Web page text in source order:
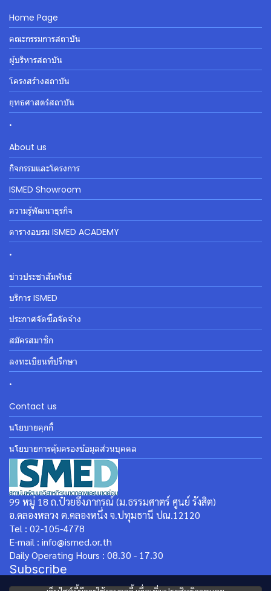
Home Page
คณะกรรมการสถาบัน
ผู้บริหารสถาบัน
โครงสร้างสถาบัน
ยุทธศาสตร์สถาบัน
.
About us
กิจกรรมและโครงการ
ISMED Showroom
ความรู้พัฒนาธุรกิจ
ตารางอบรม ISMED ACADEMY
.
ข่าวประชาสัมพันธ์
บริการ ISMED
ประกาศจัดซื้อจัดจ้าง
สมัครสมาชิก
ลงทะเบียนที่ปรึกษา
.
Contact us
นโยบายคุกกี้
นโยบายการคุ้มครองข้อมูลส่วนบุคคล
99 หมู่ 18 ถ.ป๋วยอึ๊งภากรณ์ (ม.ธรรมศาตร์ ศูนย์ รังสิต)
อ.คลองหลวง ต.คลองหนึ่ง จ.ปทุมธานี ปณ.12120
Tel : 02-105-4778
E-mail : info@ismed.or.th
Daily Operating Hours : 08.30 - 17.30
Subscribe